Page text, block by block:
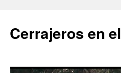
contenido
Cerrajeros en